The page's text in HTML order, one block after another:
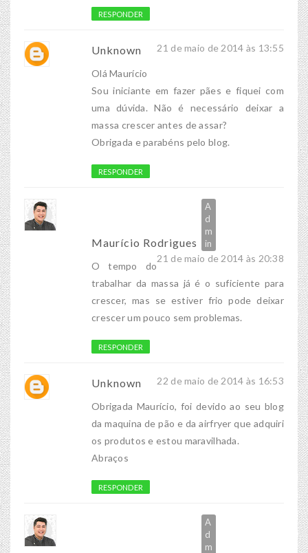
RESPONDER
Unknown 21 de maio de 2014 às 13:55
Olá Maurício
Sou iniciante em fazer pães e fiquei com
uma dúvida. Não é necessário deixar a
massa crescer antes de assar?
Obrigada e parabéns pelo blog.
RESPONDER
Maurício Rodrigues
21 de maio de 2014 às 20:38
O tempo do
trabalhar da massa já é o suficiente para
crescer, mas se estiver frio pode deixar
crescer um pouco sem problemas.
RESPONDER
Unknown 22 de maio de 2014 às 16:53
Obrigada Maurício, foi devido ao seu blog
da maquina de pão e da airfryer que adquiri
os produtos e estou maravilhada.
Abraços
RESPONDER